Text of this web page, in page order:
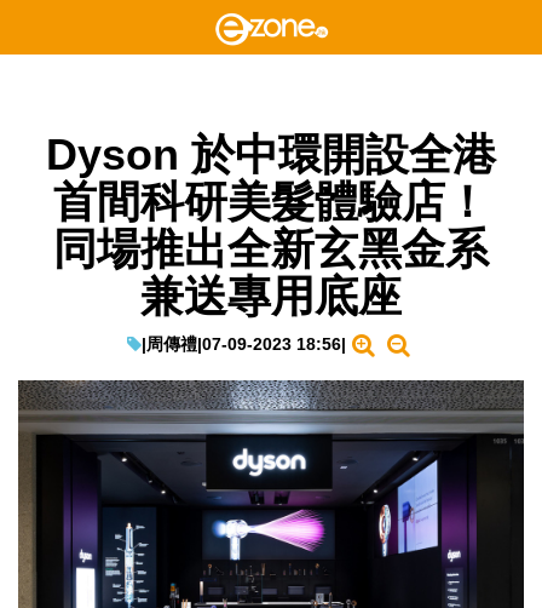
Dyson 於中環開設全港
首間科研美髮體驗店！
同場推出全新玄黑金系
兼送專用底座
|周傳禮|07-09-2023 18:56|